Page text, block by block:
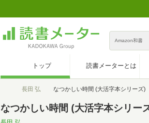
Amazon和書
トップ 読書メーターとは
トップ長田 弘 なつかしい時間 (大活字本シリーズ)
なつかしい時間 (大活字本シリー